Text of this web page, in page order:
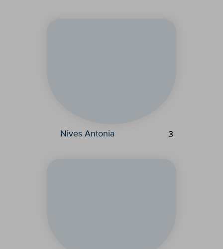
Nives Antonia 3